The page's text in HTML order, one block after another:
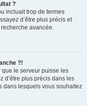
?
incluait trop de termes
d’être plus précis et
avancée.
?!
que le serveur puisse les
d’être plus précis dans les
dans lesquels vous souhaitez